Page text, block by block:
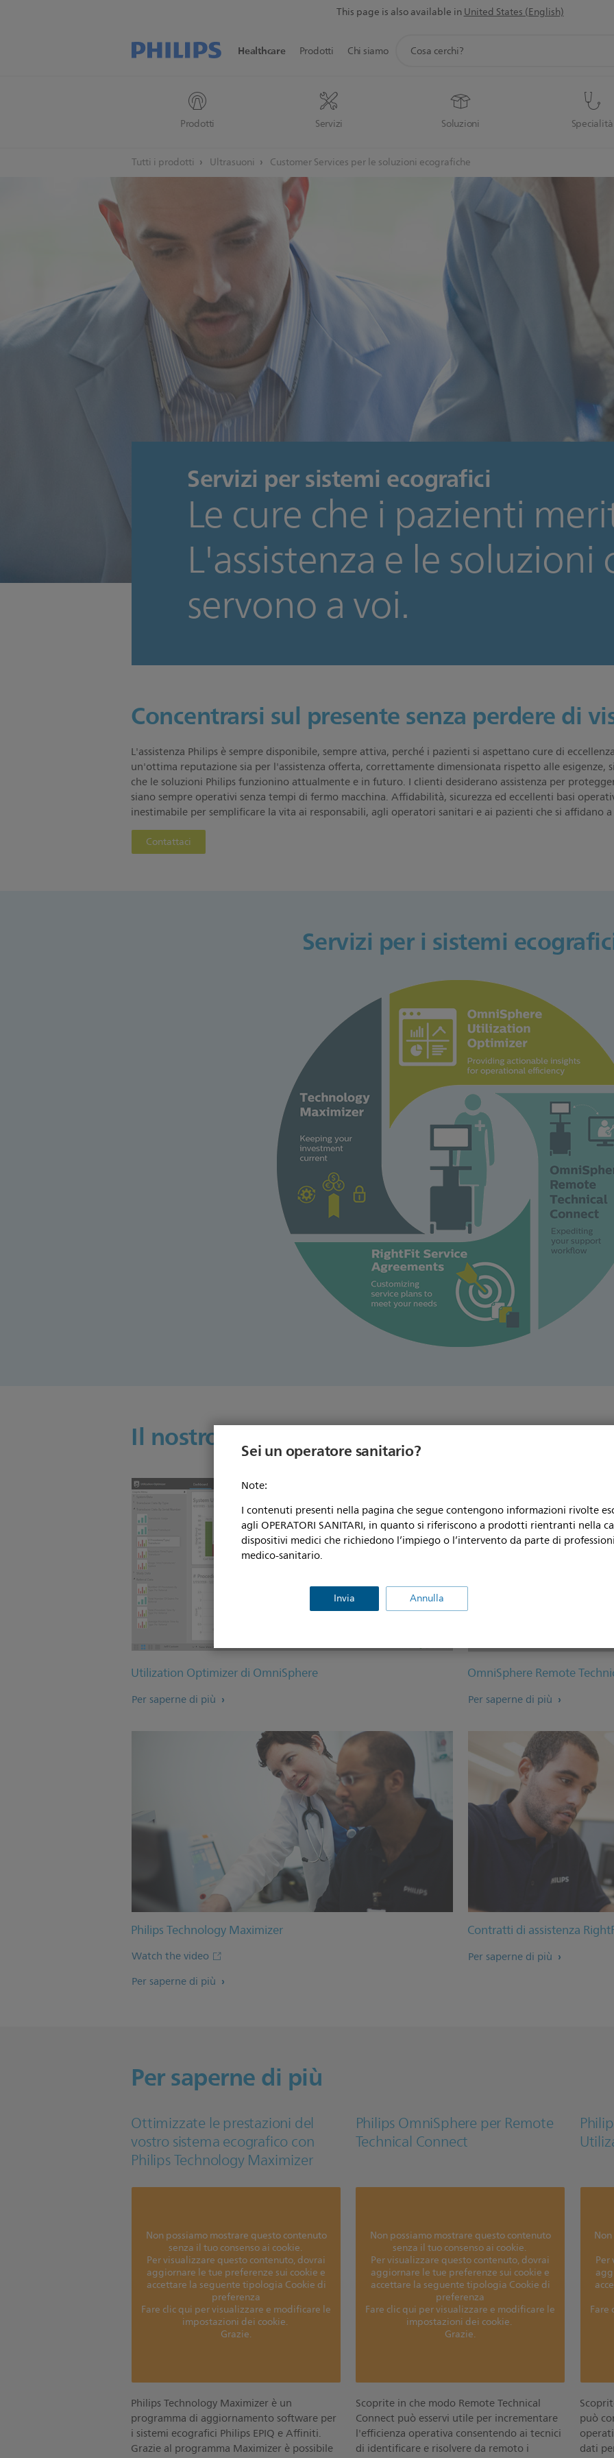
Sei un operatore sanitario?
Note:
I contenuti presenti nella pagina che segue contengono informazioni rivolte
agli OPERATORI SANITARI, in quanto si riferiscono a prodotti rientranti nella
dispositivi medici che richiedono l’impiego o l’intervento da parte di
medico-sanitario.
Invia Annulla
This page is also available inUnited States (English)
Healthcare
Prodotti Servizi Soluzioni Specialità
Prodotti Chi siamo
supporto
Tutti i prodotti Ultrasuoni Customer Services per le soluzioni ecografiche
Servizi per sistemi ecografici
Le cure che i pazienti
L'assistenza e le soluzioni
servono a voi.
Concentrarsi sul presente senza perdere di
L'assistenza Philips è sempre disponibile, sempre attiva, perché i pazienti si aspettano cure di
un'ottima reputazione sia per l'assistenza offerta, correttamente dimensionata rispetto alle esigenze,
che le soluzioni Philips funzionino attualmente e in futuro. I clienti desiderano assistenza per
siano sempre operativi senza tempi di fermo macchina. Affidabilità, sicurezza ed eccellenti basi
inestimabile per semplificare la vita ai responsabili, agli operatori sanitari e ai pazienti che si affidano
Contattaci
Servizi per i sistemi
Il nostro portafoglio di servizi per i sistemi
Utilization Optimizer di OmniSphere
Per saperne di più
OmniSphere Remote
Per saperne di più
Philips Technology Maximizer
Watch the video
Per saperne di più
Contratti di assistenza
Per saperne di più
Per saperne di più
Ottimizzate le prestazioni del
vostro sistema ecografico con
Philips Technology Maximizer
Non possiamo mostrare questo contenuto
senza il tuo consenso ai cookie.
Per visualizzare questo contenuto, dovrai
aggiornare le tue preferenze sui cookie e
accettare la seguente tipologia Cookie di
preferenza
Fare clic qui per visualizzare e modificare le
impostazioni dei cookie.
Grazie.
Philips Technology Maximizer è un
programma di aggiornamento software per
i sistemi ecografici Philips EPIQ e Affiniti.
Grazie al programma Maximizer è possibile
Philips OmniSphere per Remote
Technical Connect
Non possiamo mostrare questo contenuto
senza il tuo consenso ai cookie.
Per visualizzare questo contenuto, dovrai
aggiornare le tue preferenze sui cookie e
accettare la seguente tipologia Cookie di
preferenza
Fare clic qui per visualizzare e modificare le
impostazioni dei cookie.
Grazie.
Scoprite in che modo Remote Technical
Connect può esservi utile per incrementare
l'efficienza operativa consentendo ai tecnici
di identificare e risolvere da remoto i
Fare
può
dati